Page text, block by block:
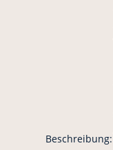
Beschreibung: